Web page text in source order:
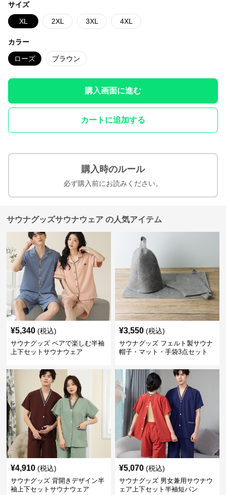
サイズ
XL 2XL 3XL 4XL
カラー
ローズ ブラウン
購入画面に進む
カートに追加する
購入時のルール
必ず購入前にお読みください。
サウナグッズサウナウェア の人気アイテム
¥5,340 (税込)
サウナグッズ ペアで楽しむ半袖
上下セットサウナウェア
¥3,550 (税込)
サウナグッズ フェルト製サウナ
帽子・マット・手袋3点セット
¥4,910 (税込)
サウナグッズ 背開きデザイン半
袖上下セットサウナウェア
¥5,070 (税込)
サウナグッズ 男女兼用サウナウ
ェア上下セット半袖短パン